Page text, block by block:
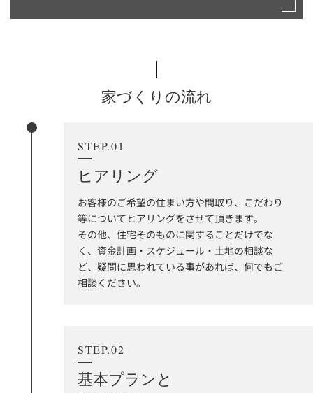
家づくりの流れ
STEP.01
ヒアリング
お客様のご希望の住まい方や間取り、こだわり
等についてヒアリングをさせて頂きます。
その他、住宅そのものに関することだけでな
く、資金計画・スケジュール・土地の相談な
ど、疑問に思われている事があれば、何でもご
相談ください。
STEP.02
基本プランと